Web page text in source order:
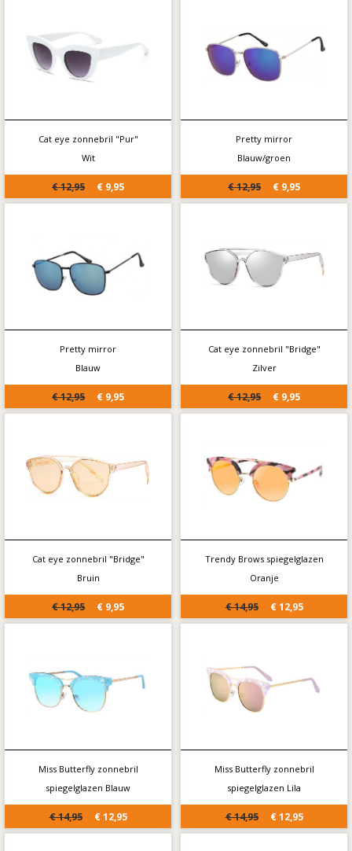
Cat eye zonnebril "Pur"
Wit
€ 12,95 € 9,95
Pretty mirror
Blauw/groen
€ 12,95 € 9,95
Pretty mirror
Blauw
€ 12,95 € 9,95
Cat eye zonnebril "Bridge"
Zilver
€ 12,95 € 9,95
Cat eye zonnebril "Bridge"
Bruin
€ 12,95 € 9,95
Trendy Brows spiegelglazen
Oranje
€ 14,95 € 12,95
Miss Butterfly zonnebril
spiegelglazen Blauw
€ 14,95 € 12,95
Miss Butterfly zonnebril
spiegelglazen Lila
€ 14,95 € 12,95